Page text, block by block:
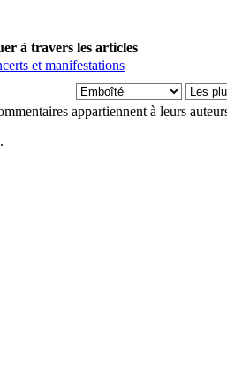
à travers les articles
et manifestations
appartiennent à leurs
.